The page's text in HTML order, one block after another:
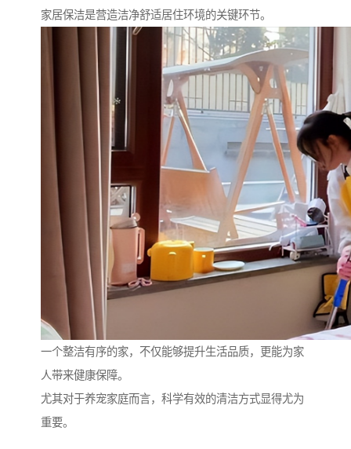
家居保洁是营造洁净舒适居住环境的关键环节。
一个整洁有序的家，不仅能够提升生活品质，更能为家
人带来健康保障。
尤其对于养宠家庭而言，科学有效的清洁方式显得尤为
重要。